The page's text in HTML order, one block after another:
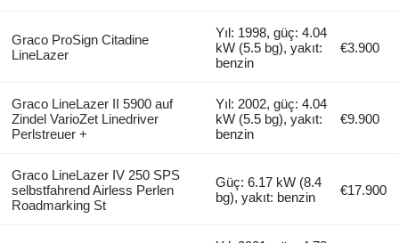
Graco ProSign Citadine
LineLazer
Yıl: 1998, güç: 4.04
kW (5.5 bg), yakıt:
benzin
€3.900
Graco LineLazer II 5900 auf
Zindel VarioZet Linedriver
Perlstreuer +
Yıl: 2002, güç: 4.04
kW (5.5 bg), yakıt:
benzin
€9.900
Graco LineLazer IV 250 SPS
selbstfahrend Airless Perlen
Roadmarking St
Güç: 6.17 kW (8.4
bg), yakıt: benzin
€17.900